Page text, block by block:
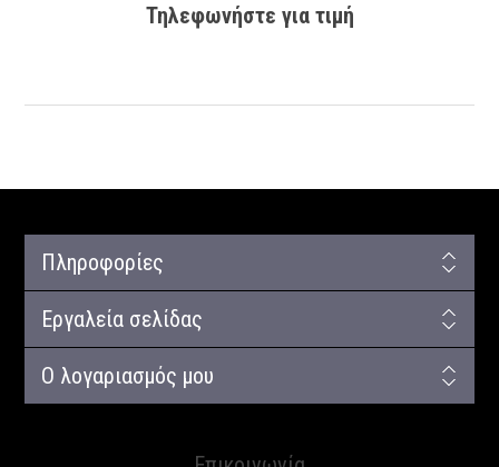
Τηλεφωνήστε για τιμή
Πληροφορίες
Εργαλεία σελίδας
Ο λογαριασμός μου